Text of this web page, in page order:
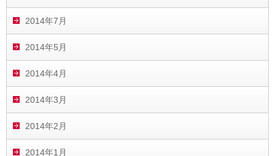
2014年7月
2014年5月
2014年4月
2014年3月
2014年2月
2014年1月